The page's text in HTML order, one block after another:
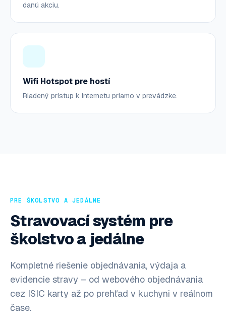
danú akciu.
Wifi Hotspot pre hostí
Riadený prístup k internetu priamo v prevádzke.
PRE ŠKOLSTVO A JEDÁLNE
Stravovací systém pre
školstvo a jedálne
Kompletné riešenie objednávania, výdaja a
evidencie stravy – od webového objednávania
cez ISIC karty až po prehľad v kuchyni v reálnom
čase.